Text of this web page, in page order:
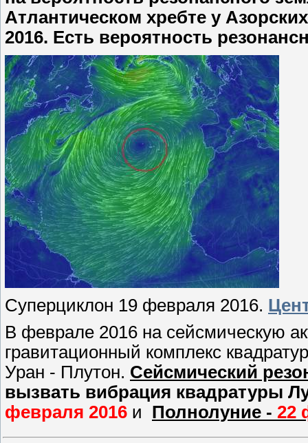
Атлантическом хребте у
2016. Есть вероятность
Суперциклон 19 февраля 2016.
В феврале 2016 на сейсмическую
гравитационный комплекс
Уран - Плутон. Сейсмический
вызвать вибрация квадратуры
февраля 2016 и Полнолуние - 22